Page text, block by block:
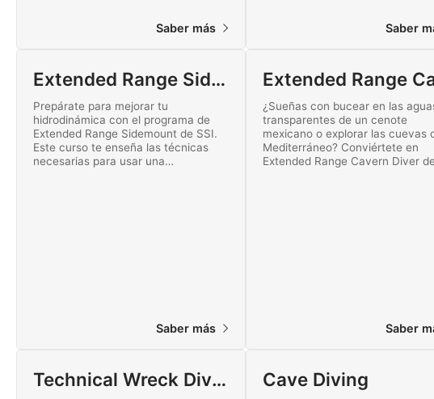
Saber más Saber
Extended Range Sidemount
Prepárate para mejorar tu
hidrodinámica con el programa de
Extended Range Sidemount de SSI.
Este curso te enseña las técnicas
necesarias para usar una
Saber más
¿Sueñas con bucear en las
transparentes de un cenote
mexicano o explorar las cuevas
Mediterráneo? Conviértete en
Extended Range Cavern Diver
Saber
Technical Wreck Diving Cave Diving